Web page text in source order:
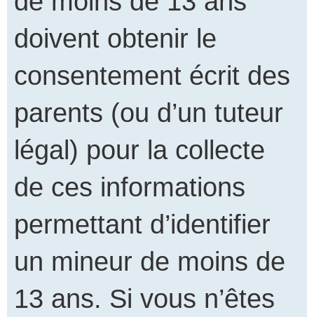
doivent obtenir le
consentement écrit des
parents (ou d’un tuteur
légal) pour la collecte
de ces informations
permettant d’identifier
un mineur de moins de
13 ans. Si vous n’êtes